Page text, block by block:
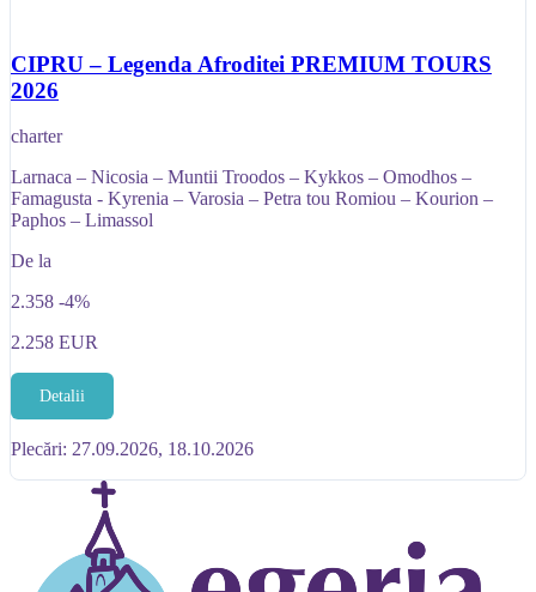
CIPRU – Legenda Afroditei PREMIUM TOURS
2026
charter
Larnaca – Nicosia – Muntii Troodos – Kykkos – Omodhos –
Famagusta - Kyrenia – Varosia – Petra tou Romiou – Kourion –
Paphos – Limassol
De la
2.358 -4%
2.258 EUR
Detalii
Plecări: 27.09.2026, 18.10.2026